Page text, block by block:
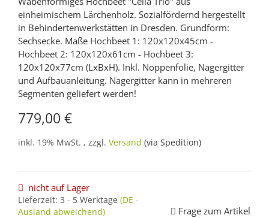
einheimischem Lärchenholz. Sozialfördernd hergestellt
in Behindertenwerkstätten in Dresden. Grundform:
Sechsecke. Maße Hochbeet 1: 120x120x45cm -
Hochbeet 2: 120x120x61cm - Hochbeet 3:
120x120x77cm (LxBxH). Inkl. Noppenfolie, Nagergitter
und Aufbauanleitung. Nagergitter kann in mehreren
Segmenten geliefert werden!
779,00 €
inkl. 19% MwSt. , zzgl. Versand (via Spedition)
nicht auf Lager
Lieferzeit: 3 - 5 Werktage (DE -
Ausland abweichend)
Frage zum Artikel